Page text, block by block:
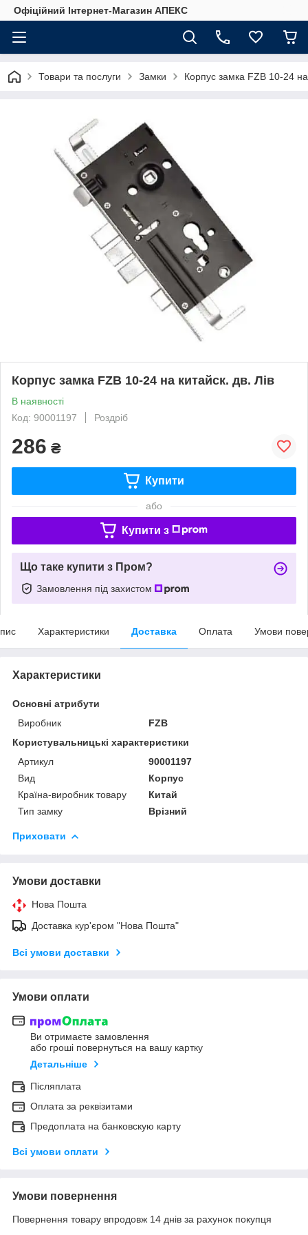
Офіційний Інтернет-Магазин АПЕКС
Товари та послуги Замки Корпус замка FZB 10-24 на
Корпус замка FZB 10-24 на китайск. дв. Лів
В наявності
Код: 90001197
Роздріб
286 ₴
Купити
або
Купити з
Що таке купити з Пром?
Замовлення під захистом
Характеристики Доставка Оплата Умови
Характеристики
Основні атрибути
Виробник
FZB
Користувальницькі характеристики
Артикул
90001197
Вид
Корпус
Країна-виробник товару
Китай
Тип замку
Врізний
Приховати
Умови доставки
Нова Пошта
Доставка кур'єром "Нова Пошта"
Всі умови доставки
Умови оплати
Ви отримаєте замовлення
або гроші повернуться на вашу картку
Детальніше
Післяплата
Оплата за реквізитами
Предоплата на банковскую карту
Всі умови оплати
Умови повернення
Повернення товару впродовж 14 днів за рахунок покупця